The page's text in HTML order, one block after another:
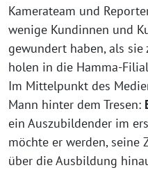
Kamerateam und
wenige Kundinnen und
gewundert haben, als
holen in die Hamma-
Im Mittelpunkt des
Mann hinter dem Tresen:
ein Auszubildender im
möchte er werden, seine
über die Ausbildung